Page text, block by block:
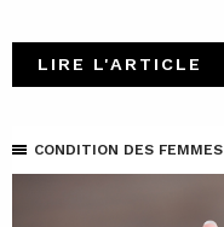
LIRE L'ARTICLE
CONDITION DES FEMMES